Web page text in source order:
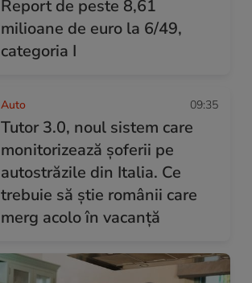
Report de peste 8,61
milioane de euro la 6/49,
categoria I
Auto 09:35
Tutor 3.0, noul sistem care
monitorizează șoferii pe
autostrăzile din Italia. Ce
trebuie să știe românii care
merg acolo în vacanță